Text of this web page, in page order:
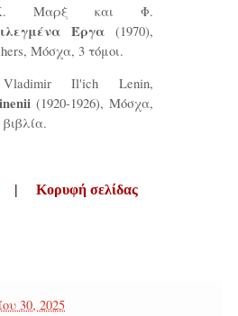
Μαρξ και Φ.
Έργα(1970),
Μόσχα, 3 τόμοι.
Il'ich Lenin,
(1920-1926), Μόσχα,
βιβλία.
| Κορυφή σελίδας
30, 2025